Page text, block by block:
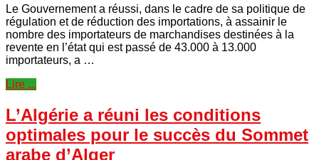
Le Gouvernement a réussi, dans le cadre de sa politique de
régulation et de réduction des importations, à assainir le
nombre des importateurs de marchandises destinées à la
revente en l’état qui est passé de 43.000 à 13.000
importateurs, a …
Lire ...
L’Algérie a réuni les conditions
optimales pour le succès du Sommet
arabe d’Alger